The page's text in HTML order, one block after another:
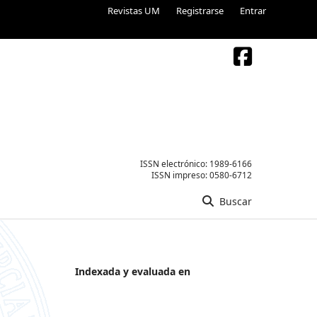
Revistas UM Registrarse Entrar
ISSN electrónico: 1989-6166
ISSN impreso:0580-6712
Buscar
Indexada y evaluada en